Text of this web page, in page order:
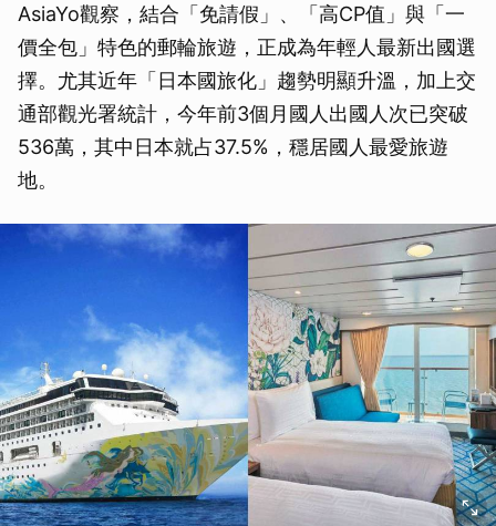
AsiaYo觀察，結合「免請假」、「高CP值」與「一
價全包」特色的郵輪旅遊，正成為年輕人最新出國選
擇。尤其近年「日本國旅化」趨勢明顯升溫，加上交
通部觀光署統計，今年前3個月國人出國人次已突破
536萬，其中日本就占37.5%，穩居國人最愛旅遊
地。